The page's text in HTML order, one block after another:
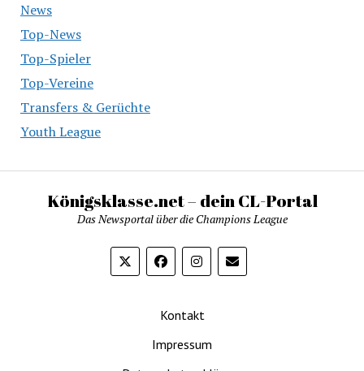
News
Top-News
Top-Spieler
Top-Vereine
Transfers & Gerüchte
Youth League
Königsklasse.net – dein CL-Portal
Das Newsportal über die Champions League
Kontakt
Impressum